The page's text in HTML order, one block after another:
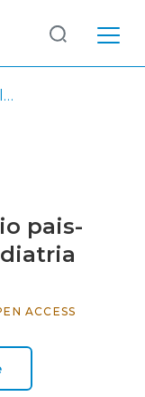
EM - Egas Moniz School of Health & Science
pais-
ACCESS